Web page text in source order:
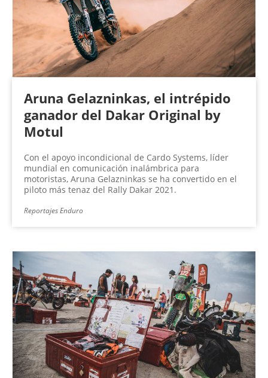
Aruna Gelazninkas, el intrépido
ganador del Dakar Original by
Motul
Con el apoyo incondicional de Cardo Systems, líder
mundial en comunicación inalámbrica para
motoristas, Aruna Gelazninkas se ha convertido en el
piloto más tenaz del Rally Dakar 2021.
Reportajes Enduro